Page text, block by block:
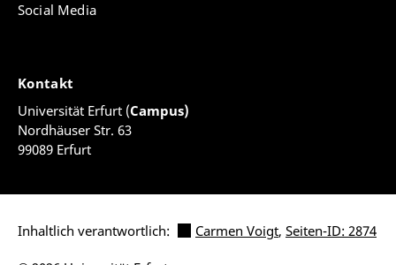
Social Media
Kontakt
Universität Erfurt (Campus)
Nordhäuser Str. 63
99089 Erfurt
Inhaltlich verantwortlich: Carmen Voigt, Seiten-ID: 2874